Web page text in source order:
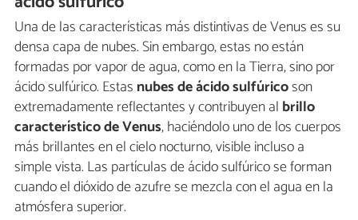
Una de las características más distintivas de Venus es su
densa capa de nubes. Sin embargo, estas no están
formadas por vapor de agua, como en la Tierra, sino por
ácido sulfúrico. Estas nubes de ácido sulfúricoson
extremadamente reflectantes y contribuyen al brillo
característico de Venus, haciéndolo uno de los cuerpos
más brillantes en el cielo nocturno, visible incluso a
simple vista. Las partículas de ácido sulfúrico se forman
cuando el dióxido de azufre se mezcla con el agua en la
atmósfera superior.